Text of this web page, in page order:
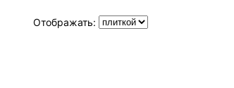
Отображать: